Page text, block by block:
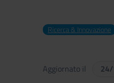
Ricerca & Innovazione
Aggiornato il